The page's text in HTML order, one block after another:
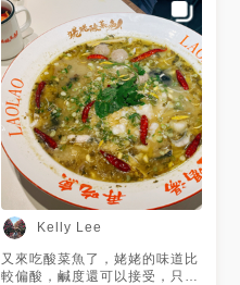
Kelly Lee
又來吃酸菜魚了，姥姥的味道比
較偏酸，鹹度還可以接受，只是